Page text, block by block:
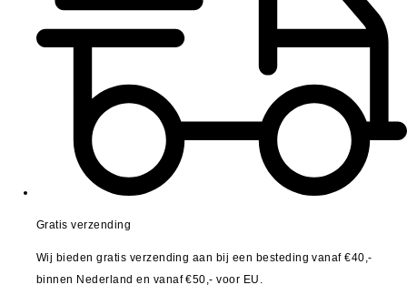
Gratis verzending
Wij bieden gratis verzending aan bij een besteding vanaf €40,-
binnen Nederland en vanaf €50,- voor EU.